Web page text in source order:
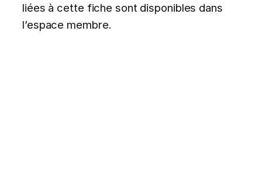
liées à cette fiche sont disponibles dans
l’espace membre.